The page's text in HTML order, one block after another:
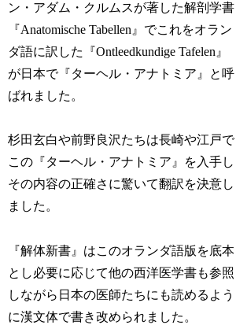
ン・アダム・クルムスが著した解剖学書
『Anatomische Tabellen』でこれをオラン
ダ語に訳した『Ontleedkundige Tafelen』
が日本で『ターヘル・アナトミア』と呼
ばれました。
杉田玄白や前野良沢たちは長崎や江戸で
この『ターヘル・アナトミア』を入手し
その内容の正確さに驚いて翻訳を決意し
ました。
『解体新書』はこのオランダ語版を底本
とし必要に応じて他の西洋医学書も参照
しながら日本の医師たちにも読めるよう
に漢文体で書き改められました。